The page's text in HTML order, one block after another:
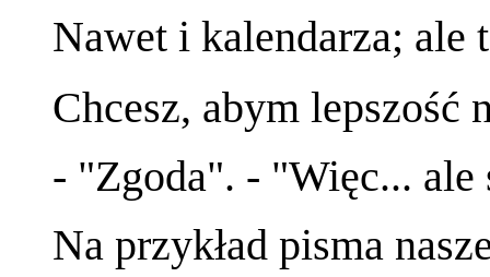
Nawet i kalendarza; ale
Chcesz, abym lepszość
- "Zgoda". - "Więc... ale
Na przykład pisma